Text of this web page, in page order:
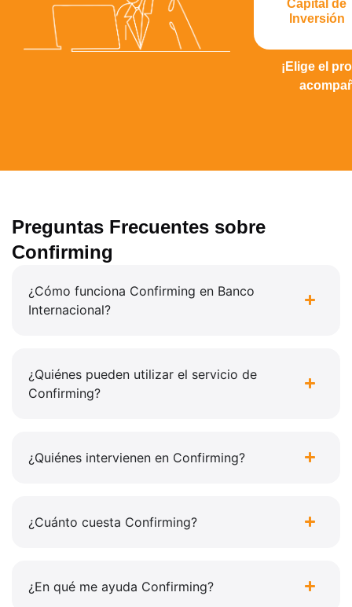
Capital de
Inversión
¡Elige el
Preguntas Frecuentes sobre
Confirming
¿Cómo funciona Confirming en Banco
Internacional?
¿Quiénes pueden utilizar el servicio de
Confirming?
¿Quiénes intervienen en Confirming?
¿Cuánto cuesta Confirming?
¿En qué me ayuda Confirming?